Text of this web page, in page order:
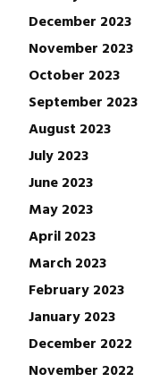
December 2023
November 2023
October 2023
September 2023
August 2023
July 2023
June 2023
May 2023
April 2023
March 2023
February 2023
January 2023
December 2022
November 2022